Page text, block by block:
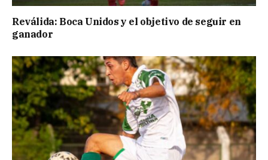
Reválida: Boca Unidos y el objetivo de seguir en
ganador